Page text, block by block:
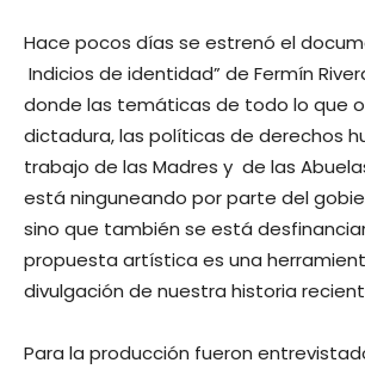
Hace pocos días se estrenó el
Indicios de identidad” de Fermín
donde las temáticas de todo lo que
dictadura, las políticas de derechos
trabajo de las Madres y de las
está ninguneando por parte del
sino que también se está
propuesta artística es una
divulgación de nuestra historia
Para la producción fueron